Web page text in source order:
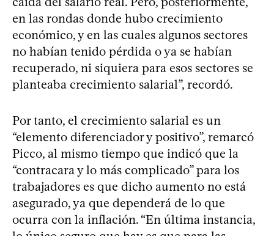
en las rondas donde hubo crecimiento
económico, y en las cuales algunos sectores
no habían tenido pérdida o ya se habían
recuperado, ni siquiera para esos sectores se
planteaba crecimiento salarial”, recordó.
Por tanto, el crecimiento salarial es un
“elemento diferenciador y positivo”, remarcó
Picco, al mismo tiempo que indicó que la
“contracara y lo más complicado” para los
trabajadores es que dicho aumento no está
asegurado, ya que dependerá de lo que
ocurra con la inflación. “En última instancia,